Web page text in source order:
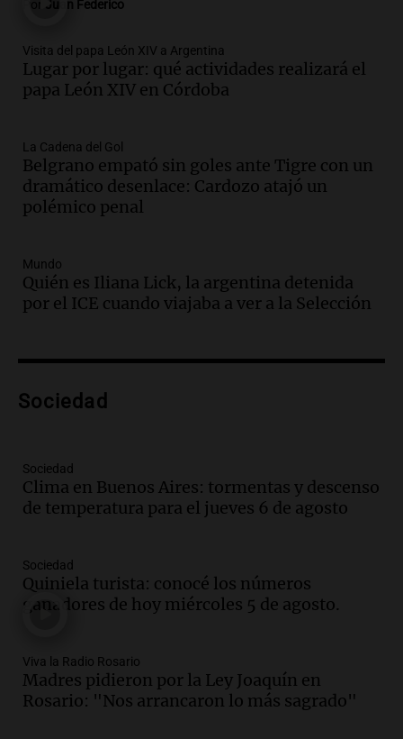
Episodios
Audio.Madres en Rosario piden por la
ley Joaquín.
Viva la Radio Rosario
Audio. Juan Pedro Colombo, rematador
de hacienda: “Las tecnologías no
reemplazan el contacto con la gente”
La Argentina, hoy
Audio.
un pozo de 17 metros en Nueva Córdoba
Panorama Federal
Audio.Lanzamiento del Tigo 7 CSH: el
al mercado argentino
Audio.
Mundial de Natación de Invierno con
récords y atletas de 20 países
Audio.Conductor imputado por
accidente fatal en San Luis dejó tres
Episodios
Audio.Historiador de la UBA celebró la
marcha atrás en la Ley de Tierras:
Juan Federico
Visita del papa León XIV a Argentina
Lugar por lugar: qué actividades realizará el
papa León XIV en Córdoba
La Cadena del Gol
Belgrano empató sin goles ante Tigre con un
dramático desenlace: Cardozo atajó un
polémico penal
Mundo
Quién es Iliana Lick, la argentina detenida
por el ICE cuando viajaba a ver a la Selección
Sociedad
Sociedad
Clima en Buenos Aires: tormentas y descenso
de temperatura para el jueves 6 de agosto
Sociedad
Quiniela turista: conocé los números
ganadores de hoy miércoles 5 de agosto.
Viva la Radio Rosario
Madres pidieron por la Ley Joaquín en
Rosario: "Nos arrancaron lo más sagrado"